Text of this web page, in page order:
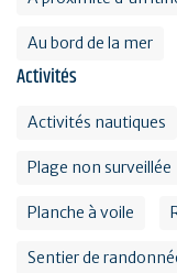
Au bord de la mer
Activités
Activités nautiques
Plage non surveillée
Planche à voile
Sentier de